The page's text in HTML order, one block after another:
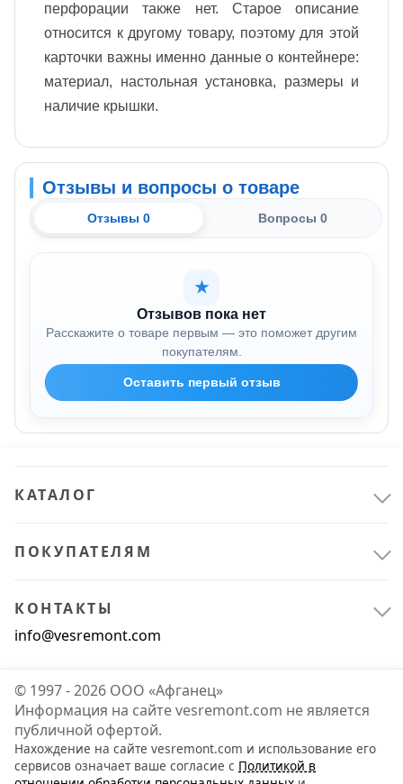
перфорации также нет. Старое описание
относится к другому товару, поэтому для этой
карточки важны именно данные о контейнере:
материал, настольная установка, размеры и
наличие крышки.
Отзывы и вопросы о товаре
Отзывы 0 Вопросы 0
★
Отзывов пока нет
Расскажите о товаре первым — это поможет другим
покупателям.
Оставить первый отзыв
КАТАЛОГ
ПОКУПАТЕЛЯМ
КОНТАКТЫ
info@vesremont.com
© 1997 - 2026 ООО «Афганец»
Информация на сайте vesremont.com не является
публичной офертой.
Нахождение на сайте vesremont.com и использование его
сервисов означает ваше согласие с Политикой в